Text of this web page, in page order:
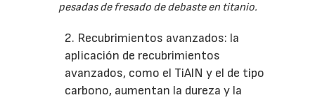
pesadas de fresado de debaste en titanio.
2. Recubrimientos avanzados: la
aplicación de recubrimientos
avanzados, como el TiAlN y el de tipo
carbono, aumentan la dureza y la